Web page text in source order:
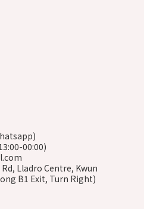
00:00)
Rd, Lladro Centre, Kwun
B1 Exit, Turn Right)